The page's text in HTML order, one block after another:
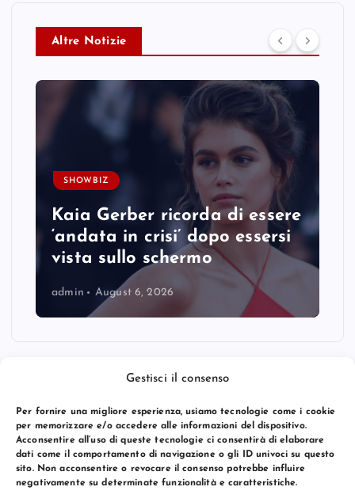
Gestisci il consenso
Per fornire una migliore esperienza, usiamo tecnologie come i cookie
per memorizzare e/o accedere alle informazioni del dispositivo.
Acconsentire all’uso di queste tecnologie ci consentirà di elaborare
dati come il comportamento di navigazione o gli ID univoci su questo
sito. Non acconsentire o revocare il consenso potrebbe influire
negativamente su determinate funzionalità e caratteristiche.
Altre Notizie
SHOWBIZ
Kaia Gerber ricorda di essere
‘andata in crisi’ dopo essersi
vista sullo schermo
admin August 6, 2026